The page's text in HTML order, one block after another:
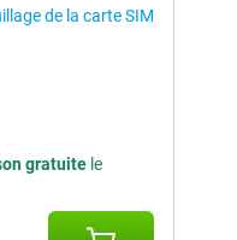
de la carte SIM
gratuitele